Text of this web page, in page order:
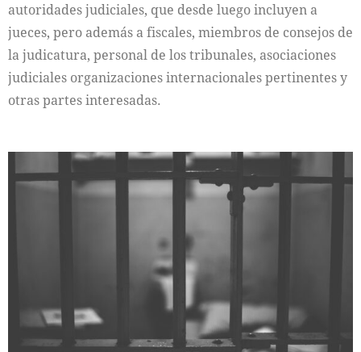
autoridades judiciales, que desde luego incluyen a
jueces, pero además a fiscales, miembros de consejos de
la judicatura, personal de los tribunales, asociaciones
judiciales organizaciones internacionales pertinentes y
otras partes interesadas.